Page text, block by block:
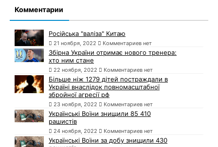
Комментарии
Російська "валіза" Китаю
21 ноября, 2022 Комментариев нет
Збірна України отримає нового тренера:
хто ним стане
22 ноября, 2022 Комментариев нет
Більше ніж 1279 дітей постраждали в
Україні внаслідок повномасштабної
збройної агресії рф
23 ноября, 2022 Комментариев нет
Українські Воїни знищили 85 410
рашистів
24 ноября, 2022 Комментариев нет
Українські Воїни за добу знищили 430